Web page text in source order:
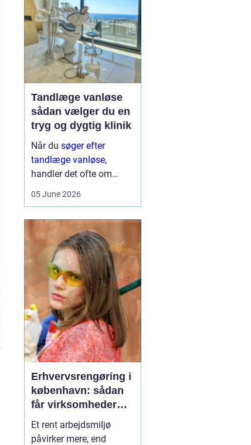
boligejere og virks...
Tandlæge vanløse
sådan vælger du en
tryg og dygtig klinik
Når du søger efter
tandlæge vanløse,
handler det ofte om
du kan føle dig tryg, blive
taget alvorligt og få
grundig behandling ...
05 June 2026
Erhvervsrengøring i
københavn: sådan
får virksomheder
mere ud af
hverdagen
Et rent arbejdsmiljø
påvirker mere, end